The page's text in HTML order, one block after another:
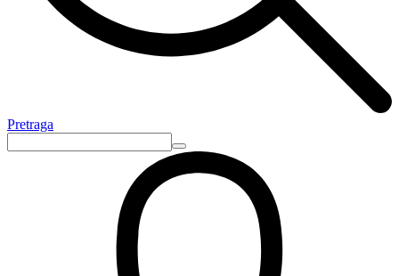
Pretraga